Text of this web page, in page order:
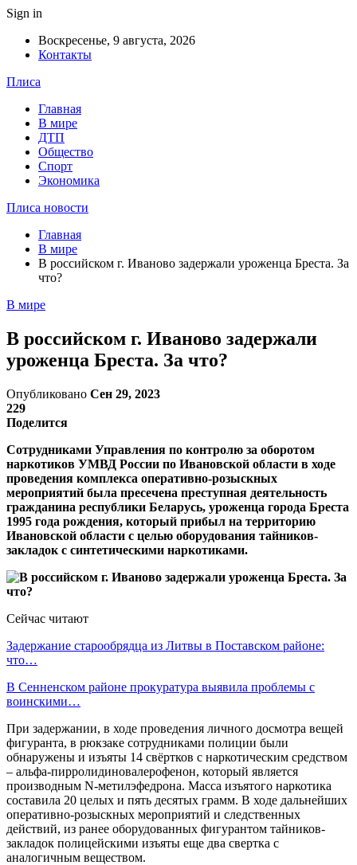
Sign in
Воскресенье, 9 августа, 2026
Контакты
Плиса
Главная
В мире
ДТП
Общество
Спорт
Экономика
Плиса новости
Главная
В мире
В российском г. Иваново задержали уроженца Бреста. За
что?
В мире
В российском г. Иваново задержали
уроженца Бреста. За что?
Опубликовано Сен 29, 2023
229
Поделится
Сотрудниками Управления по контролю за оборотом
наркотиков УМВД России по Ивановской области в ходе
проведения комплекса оперативно-розыскных
мероприятий была пресечена преступная деятельность
гражданина республики Беларусь, уроженца города Бреста
1995 года рождения, который прибыл на территорию
Ивановской области с целью оборудования тайников-
закладок с синтетическими наркотиками.
Сейчас читают
Задержание старообрядца из Литвы в Поставском районе:
что…
В Сенненском районе прокуратура выявила проблемы с
воинскими…
При задержании, в ходе проведения личного досмотра вещей
фигуранта, в рюкзаке сотрудниками полиции были
обнаружены и изъяты 14 свёртков с наркотическим средством
– альфа-пирролидиновалерофенон, который является
производным N-метилэфедрона. Масса изъятого наркотика
составила 20 целых и пять десятых грамм. В ходе дальнейших
оперативно-розыскных мероприятий и следственных
действий, из ранее оборудованных фигурантом тайников-
закладок полицейскими изъяты еще два свертка с
аналогичным веществом.